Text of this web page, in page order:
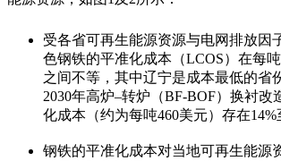
受各省可再生能源资源与电网排放因
色钢铁的平准化成本（LCOS）在每
之间不等，其中辽宁是成本最低的省
2030年高炉–转炉（BF-BOF）换衬改
化成本（约为每吨460美元）存在14%
钢铁的平准化成本对当地可再生能源